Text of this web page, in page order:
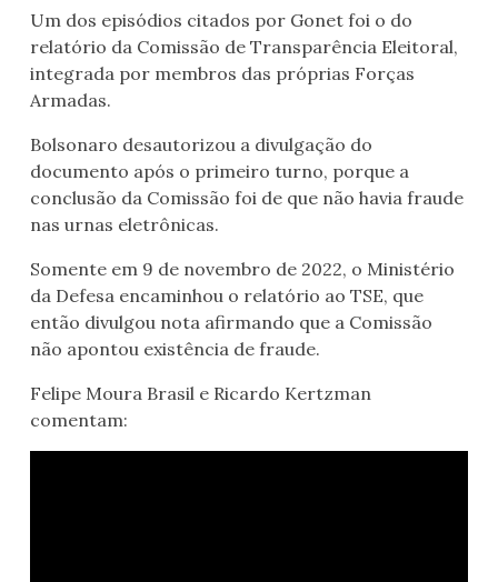
Um dos episódios citados por Gonet foi o do
relatório da Comissão de Transparência Eleitoral,
integrada por membros das próprias Forças
Armadas.
Bolsonaro desautorizou a divulgação do
documento após o primeiro turno, porque a
conclusão da Comissão foi de que não havia fraude
nas urnas eletrônicas.
Somente em 9 de novembro de 2022, o Ministério
da Defesa encaminhou o relatório ao TSE, que
então divulgou nota afirmando que a Comissão
não apontou existência de fraude.
Felipe Moura Brasil e Ricardo Kertzman
comentam: